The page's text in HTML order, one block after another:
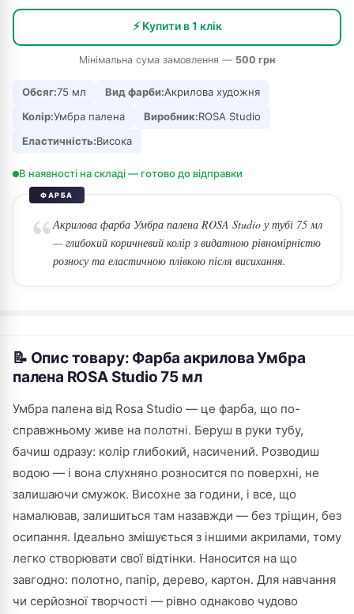
⚡ Купити в 1 клік
Мінімальна сума замовлення — 500 грн
Обсяг:75 мл Вид фарби:Акрилова художня
Колір:Умбра палена Виробник:ROSA Studio
Еластичність:Висока
В наявності на складі — готово до відправки
ФАРБА
Акрилова фарба Умбра палена ROSA Studio у тубі 75 мл
— глибокий коричневий колір з видатною рівномірністю
розносу та еластичною плівкою після висихання.
📝 Опис товару: Фарба акрилова Умбра
палена ROSA Studio 75 мл
Умбра палена від Rosa Studio — це фарба, що по-
справжньому живе на полотні. Беруш в руки тубу,
бачиш одразу: колір глибокий, насичений. Розводиш
водою — і вона слухняно розносится по поверхні, не
залишаючи смужок. Висохне за години, і все, що
намалював, залишиться там назавжди — без тріщин, без
осипання. Ідеально змішується з іншими акрилами, тому
легко створювати свої відтінки. Наносится на що
завгодно: полотно, папір, дерево, картон. Для навчання
чи серйозної творчості — рівно однаково чудово